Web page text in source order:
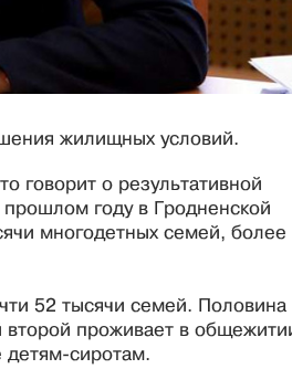
жилищных условий.
говорит о результативной
году в Гродненской
многодетных семей, более
52 тысячи семей. Половина
проживает в
сиротам.